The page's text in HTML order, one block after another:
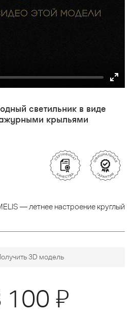
светильник в виде
крыльями
— летнее настроение круглый
3D модель
100 Я